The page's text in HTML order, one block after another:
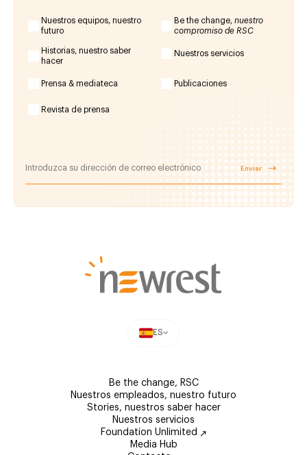
Nuestros equipos, nuestro
futuro
Be the change, nuestro
compromiso de RSC
Historias, nuestro saber
hacer
Nuestros servicios
Prensa & mediateca Publicaciones
Revista de prensa
Enviar
ES
Be the change, RSC
Nuestros empleados, nuestro futuro
Stories, nuestros saber hacer
Nuestros servicios
Foundation Unlimited
Media Hub